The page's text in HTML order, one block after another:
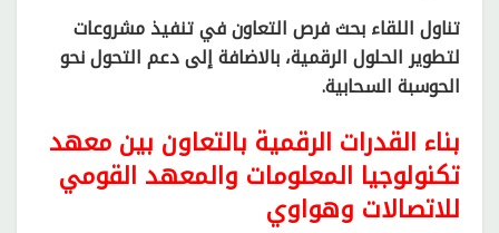
تناول اللقاء بحث فرص التعاون في تنفيذ مشروعات
لتطوير الحلول الرقمية، بالاضافة إلى دعم التحول نحو
الحوسبة السحابية.
بناء القدرات الرقمية بالتعاون بين معهد
تكنولوجيا المعلومات والمعهد القومي
للاتصالات وهواوي